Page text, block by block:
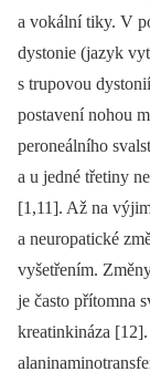
a vokální tiky. V
dystonie (jazyk
s trupovou
postavení nohou
peroneálního
a u jedné třetiny
[1,11]. Až na
a neuropatické
vyšetřením.
je často přítomna
kreatinkináza [12].